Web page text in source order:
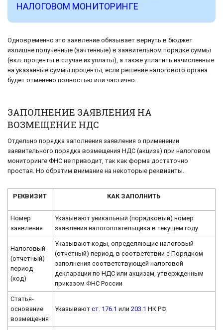
НАЛОГОВОМ МОНИТОРИНГЕ
Одновременно это заявление обязывает вернуть в бюджет
излишне полученные (зачтенные) в заявительном порядке суммы
(вкл. проценты в случае их уплаты), а также уплатить начисленные
на указанные суммы проценты, если решение налогового органа
будет отменено полностью или частично.
ЗАПОЛНЕНИЕ ЗАЯВЛЕНИЯ НА
ВОЗМЕЩЕНИЕ НДС
Отдельно порядка заполнения заявления о применении
заявительного порядка возмещения НДС (акциза) при налоговом
мониторинге ФНС не приводит, так как форма достаточно
простая. Но обратим внимание на некоторые реквизиты.
РЕКВИЗИТ КАК ЗАПОЛНИТЬ
Номер
заявления
Указывают уникальный (порядковый) номер
заявления налогоплательщика в текущем году
Налоговый
(отчетный)
период
(код)
Указывают коды, определяющие налоговый
(отчетный) период, в соответствии с Порядком
заполнения соответствующей налоговой
декларации по НДС или акцизам, утвержденным
приказом ФНС России
Статья-
основание
возмещения
Указываютст. 176.1 или203.1 НК РФ